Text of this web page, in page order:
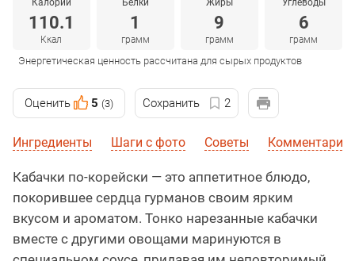
Калории
110.1
Ккал
Белки
1
грамм
Жиры
9
грамм
Углеводы
6
грамм
Энергетическая ценность рассчитана для сырых продуктов
Оценить 5 (3) Сохранить 2
Ингредиенты Шаги с фото Советы Комментарии
Кабачки по-корейски — это аппетитное блюдо,
покорившее сердца гурманов своим ярким
вкусом и ароматом. Тонко нарезанные кабачки
вместе с другими овощами маринуются в